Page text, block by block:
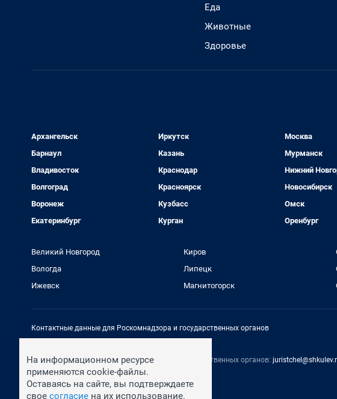
Еда
Животные
Здоровье
Архангельск
Барнаул
Владивосток
Волгоград
Воронеж
Екатеринбург
Иркутск
Казань
Краснодар
Красноярск
Кузбасс
Курган
Москва
Мурманск
Нижний
Новосибирск
Омск
Оренбург
Великий Новгород
Вологда
Ижевск
Киров
Липецк
Магнитогорск
Контактные данные для Роскомнадзора и государственных органов
Контактные данные для Роскомнадзора и государственных органов:
Техподдержка: help@shkulev.ru
На информационном ресурсе
применяются cookie-файлы.
Оставаясь на сайте, вы подтверждаете
свое согласие на их использование.